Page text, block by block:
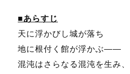
■あらすじ
天に浮かびし城が落ち
地に根付く館が浮かぶ――
混沌はさらなる混沌を生み、